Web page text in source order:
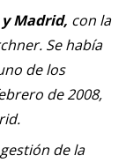
Madrid, con la
Se había
de los
de 2008,
de la